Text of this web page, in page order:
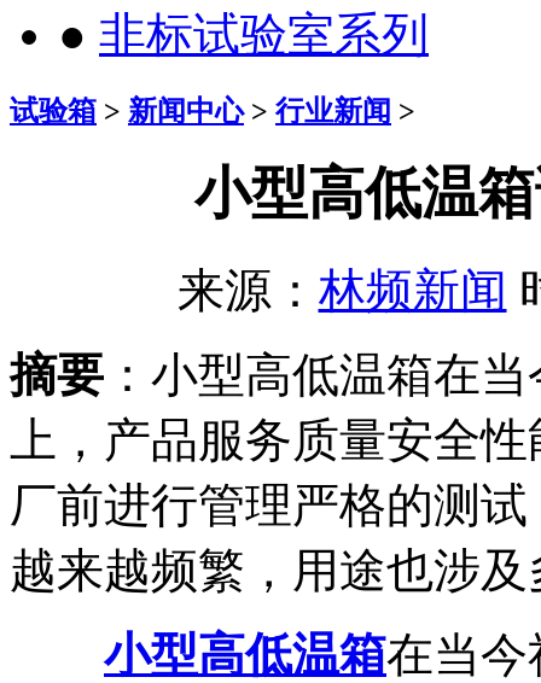
● 非标试验室系列
试验箱 > 新闻中心> 行业新闻 >
小型高低温
来源： 林频新闻
摘要 ：小型高低温箱在
上，产品服务质量安全
厂前进行管理严格的测
越来越频繁，用途也涉及
小型高低温箱在当今